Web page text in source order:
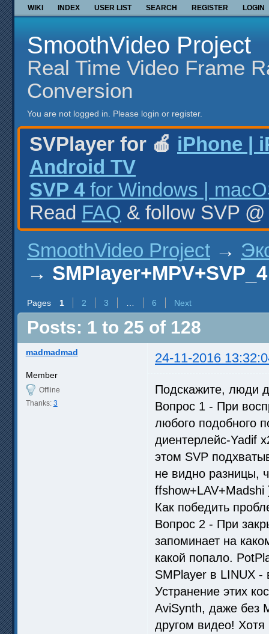
WIKI INDEX USER LIST SEARCH REGISTER LOGIN
SmoothVideo Project
Real Time Video Frame
Conversion
You are not logged in. Please login or register.
SVPlayer for 🍎 iPhone |
Android TV
SVP 4 for Windows |
Read FAQ & follow SVP
SmoothVideo Project →
→ SMPlayer+MPV+SVP_4
Pages 1 2 3 6 Next
Posts: 1 to 25 of 128
madmadmad 24-11-2016
Member
Offline
Thanks: 3
Подскажите, люди
Вопрос 1 - При
любого подобного
диентерлейс-Yadif
этом SVP
не видно разницы,
ffshow+LAV+Madshi
Как победить
Вопрос 2 - При
запоминает на
какой попало.
SMPlayer в LINUX -
Устранение этих
AviSynth, даже без
другом видео!